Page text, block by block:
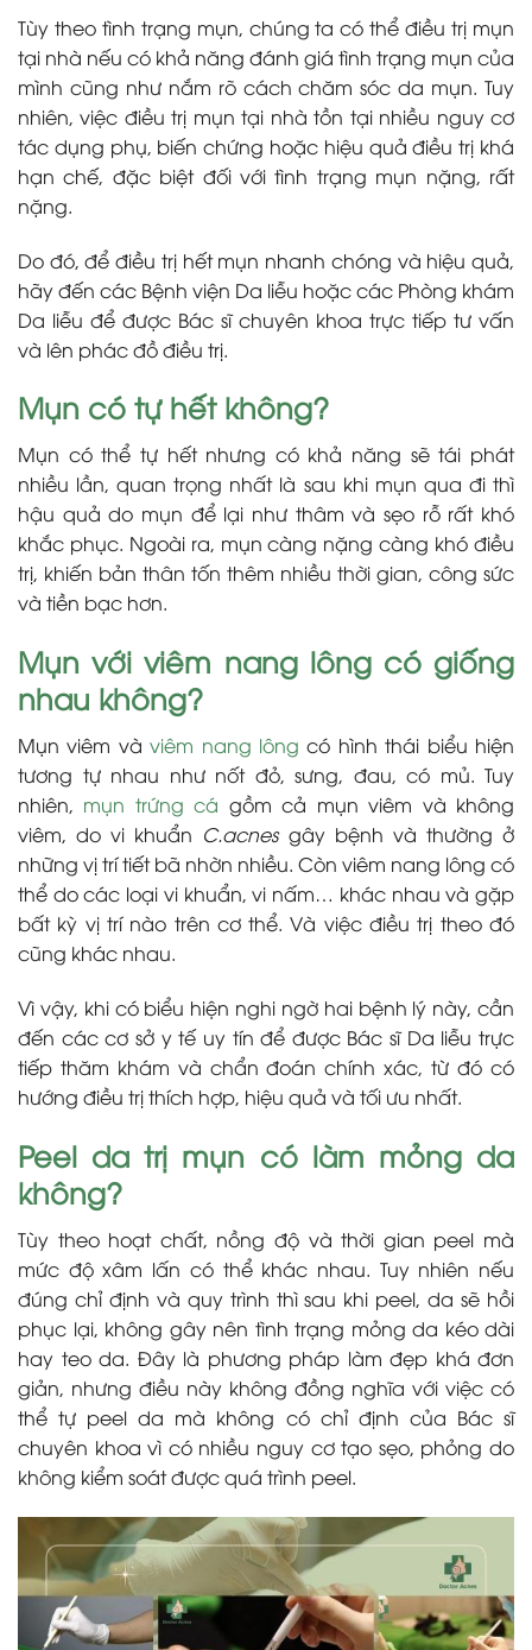
Tùy theo tình trạng mụn, chúng ta có thể điều trị mụn
tại nhà nếu có khả năng đánh giá tình trạng mụn của
mình cũng như nắm rõ cách chăm sóc da mụn. Tuy
nhiên, việc điều trị mụn tại nhà tồn tại nhiều nguy cơ
tác dụng phụ, biến chứng hoặc hiệu quả điều trị khá
hạn chế, đặc biệt đối với tình trạng mụn nặng, rất
nặng.
Do đó, để điều trị hết mụn nhanh chóng và hiệu quả,
hãy đến các Bệnh viện Da liễu hoặc các Phòng khám
Da liễu để được Bác sĩ chuyên khoa trực tiếp tư vấn
và lên phác đồ điều trị.
Mụn có tự hết không?
Mụn có thể tự hết nhưng có khả năng sẽ tái phát
nhiều lần, quan trọng nhất là sau khi mụn qua đi thì
hậu quả do mụn để lại như thâm và sẹo rỗ rất khó
khắc phục. Ngoài ra, mụn càng nặng càng khó điều
trị, khiến bản thân tốn thêm nhiều thời gian, công sức
và tiền bạc hơn.
Mụn với viêm nang lông có giống
nhau không?
Mụn viêm vàviêm nang lông có hình thái biểu hiện
tương tự nhau như nốt đỏ, sưng, đau, có mủ. Tuy
nhiên, mụn trứng cá gồm cả mụn viêm và không
viêm, do vi khuẩn C.acnesgây bệnh và thường ở
những vị trí tiết bã nhờn nhiều. Còn viêm nang lông có
thể do các loại vi khuẩn, vi nấm… khác nhau và gặp
bất kỳ vị trí nào trên cơ thể. Và việc điều trị theo đó
cũng khác nhau.
Vì vậy, khi có biểu hiện nghi ngờ hai bệnh lý này, cần
đến các cơ sở y tế uy tín để được Bác sĩ Da liễu trực
tiếp thăm khám và chẩn đoán chính xác, từ đó có
hướng điều trị thích hợp, hiệu quả và tối ưu nhất.
Peel da trị mụn có làm mỏng da
không?
Tùy theo hoạt chất, nồng độ và thời gian peel mà
mức độ xâm lấn có thể khác nhau. Tuy nhiên nếu
đúng chỉ định và quy trình thì sau khi peel, da sẽ hồi
phục lại, không gây nên tình trạng mỏng da kéo dài
hay teo da. Đây là phương pháp làm đẹp khá đơn
giản, nhưng điều này không đồng nghĩa với việc có
thể tự peel da mà không có chỉ định của Bác sĩ
chuyên khoa vì có nhiều nguy cơ tạo sẹo, phỏng do
không kiểm soát được quá trình peel.